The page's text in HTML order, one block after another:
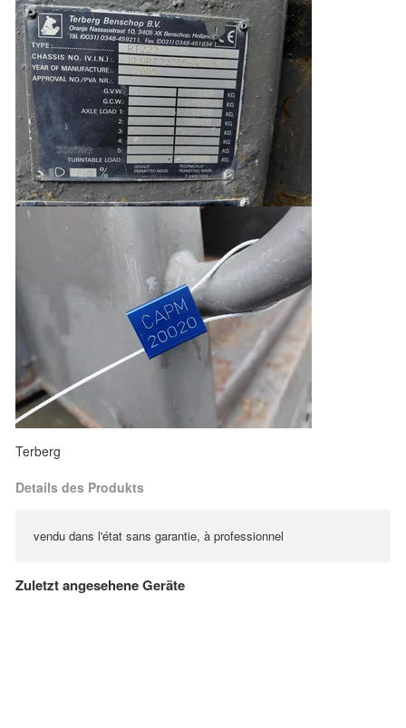
Terberg
Details des Produkts
vendu dans l'état sans garantie, à professionnel
Zuletzt angesehene Geräte